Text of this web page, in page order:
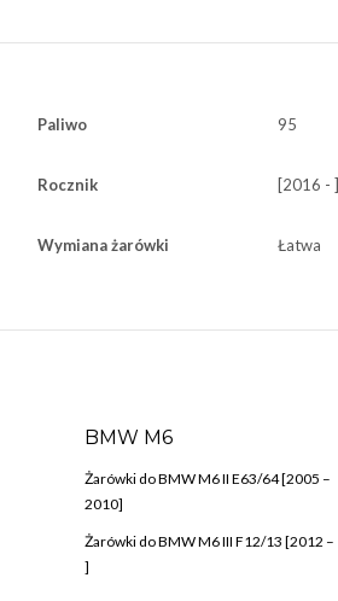
Paliwo 95
Rocznik [2016 - ]
Wymiana żarówki Łatwa
BMW M6
Żarówki do BMW M6 II E63/64 [2005 –
2010]
Żarówki do BMW M6 III F12/13 [2012 –
]